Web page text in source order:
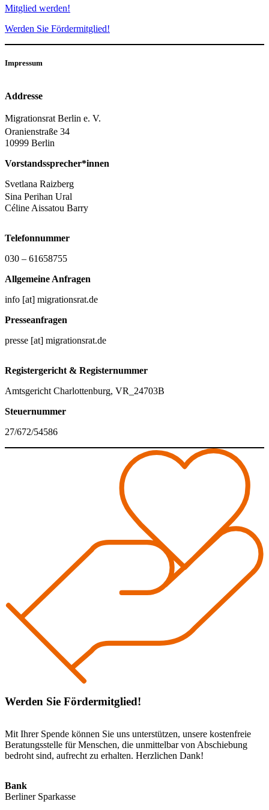
Mitglied werden!
Werden Sie Fördermitglied!
Impressum
Addresse
Migrationsrat Berlin e. V.
Oranienstraße 34
10999 Berlin
Vorstandssprecher*innen
Svetlana Raizberg
Sina Perihan Ural
Céline Aissatou Barry
Telefonnummer
030 – 61658755
Allgemeine Anfragen
info [at] migrationsrat.de
Presseanfragen
presse [at] migrationsrat.de
Registergericht & Registernummer
Amtsgericht Charlottenburg, VR_24703B
Steuernummer
27/672/54586
Werden Sie Fördermitglied!
Mit Ihrer Spende können Sie uns unterstützen, unsere kostenfreie
Beratungsstelle für Menschen, die unmittelbar von Abschiebung
bedroht sind, aufrecht zu erhalten. Herzlichen Dank!
Bank
Berliner Sparkasse